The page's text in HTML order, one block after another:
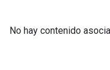
No hay contenido